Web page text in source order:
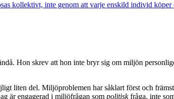
kollektivt, inte genom att varje enskild individ köper
Hon skrev att hon inte bryr sig om miljön
liten del. Miljöproblemen har såklart först och
är engagerad i miljöfrågan som politiskfråga, inte